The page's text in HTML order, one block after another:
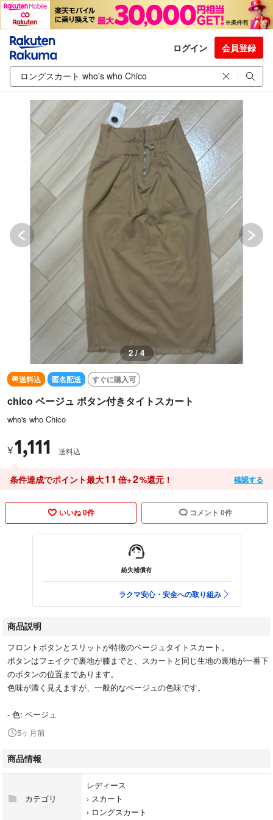
ログイン 会員登録
2 / 4
送料込 匿名配送 すぐに購入可
chico ベージュ ボタン付きタイトスカート
who's who Chico
¥1,111 送料込
条件達成でポイント最大11 倍+2%還元！ 確認する
いいね 0件 コメント 0件
紛失補償有
ラクマ安心・安全への取り組み
商品説明
フロントボタンとスリットが特徴のベージュタイトスカート。
ボタンはフェイクで裏地が膝までと、スカートと同じ生地の裏地が一番下
のボタンの位置まであります。
色味が濃く見えますが、一般的なベージュの色味です。
- 色: ベージュ
5ヶ月前
商品情報
カテゴリ
レディース
› スカート
› ロングスカート